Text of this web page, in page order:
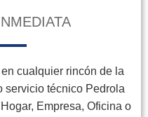
cualquier rincón de la
servicio técnico Pedrola
Empresa, Oficina o